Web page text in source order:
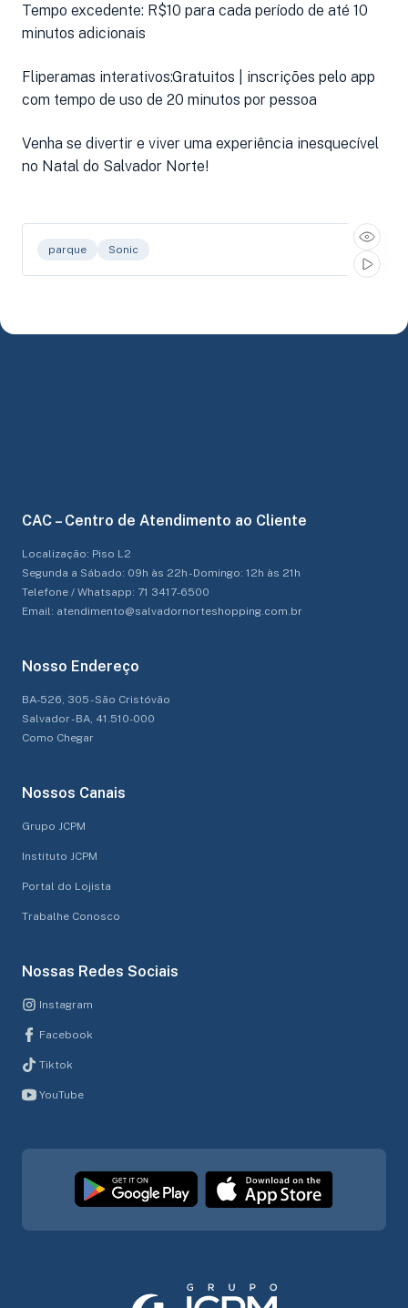
Tempo excedente: R$10 para cada período de até 10
minutos adicionais
Fliperamas interativos:Gratuitos | inscrições pelo app
com tempo de uso de 20 minutos por pessoa
Venha se divertir e viver uma experiência inesquecível
no Natal do Salvador Norte!
parque Sonic
CAC – Centro de Atendimento ao Cliente
Localização: Piso L2
Segunda a Sábado: 09h às 22h - Domingo: 12h às 21h
Telefone / Whatsapp: 71 3417-6500
Email: atendimento@salvadornorteshopping.com.br
Nosso Endereço
BA-526, 305 - São Cristóvão
Salvador - BA, 41.510-000
Como Chegar
Nossos Canais
Grupo JCPM
Instituto JCPM
Portal do Lojista
Trabalhe Conosco
Nossas Redes Sociais
Instagram
Facebook
Tiktok
YouTube